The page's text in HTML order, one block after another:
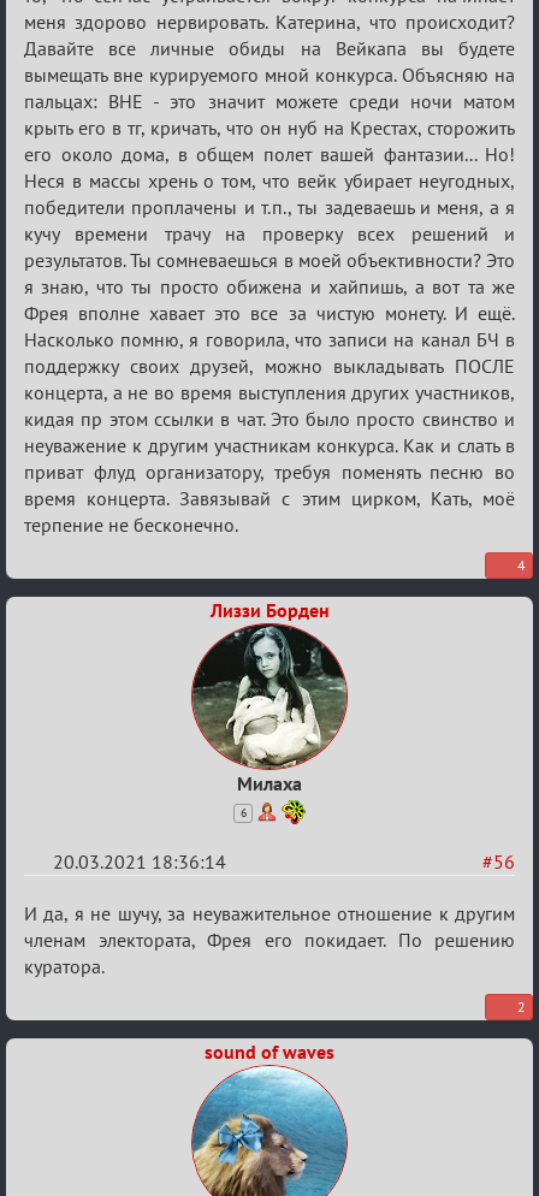
(обсуждение)
меня здорово нервировать. Катерина, что происходит?
Давайте все личные обиды на Вейкапа вы будете
вымещать вне курируемого мной конкурса. Объясняю на
пальцах: ВНЕ - это значит можете среди ночи матом
крыть его в тг, кричать, что он нуб на Крестах, сторожить
его около дома, в общем полет вашей фантазии... Но!
Неся в массы хрень о том, что вейк убирает неугодных,
победители проплачены и т.п., ты задеваешь и меня, а я
кучу времени трачу на проверку всех решений и
результатов. Ты сомневаешься в моей объективности? Это
я знаю, что ты просто обижена и хайпишь, а вот та же
Фрея вполне хавает это все за чистую монету. И ещё.
Насколько помню, я говорила, что записи на канал БЧ в
поддержку своих друзей, можно выкладывать ПОСЛЕ
концерта, а не во время выступления других участников,
кидая пр этом ссылки в чат. Это было просто свинство и
неуважение к другим участникам конкурса. Как и слать в
приват флуд организатору, требуя поменять песню во
время концерта. Завязывай с этим цирком, Кать, моё
терпение не бесконечно.
4
Лиззи Борден
Милаха
6
#56
20.03.2021 18:36:14
Re:
ГОЛОС
МАФИИ
И да, я не шучу, за неуважительное отношение к другим
членам электората, Фрея его покидает. По решению
куратора.
2
sound of waves